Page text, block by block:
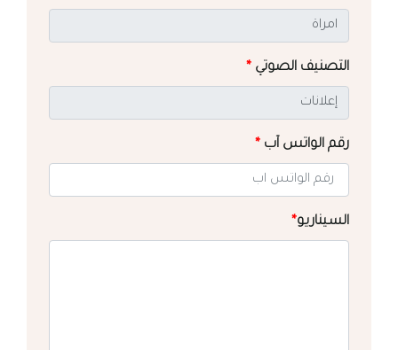
التصنيف الصوتي *
رقم الواتس آب *
السيناريو*